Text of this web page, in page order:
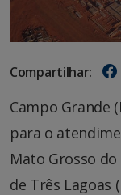
Compartilhar:
Campo Grande
para o
Mato Grosso
de Três Lagoas